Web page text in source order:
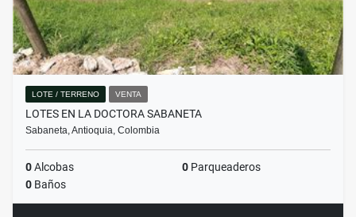
LOTE / TERRENO VENTA
LOTES EN LA DOCTORA SABANETA
Sabaneta, Antioquia, Colombia
0Alcobas 0 Parqueaderos
0 Baños